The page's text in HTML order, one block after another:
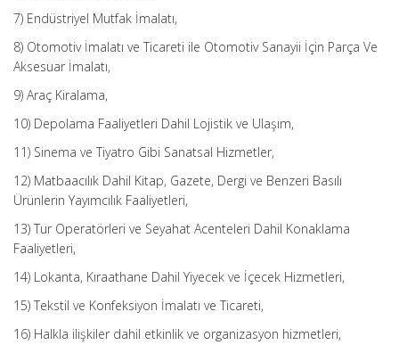
7) Endüstriyel Mutfak İmalatı,
8) Otomotiv İmalatı ve Ticareti ile Otomotiv Sanayii İçin Parça Ve
Aksesuar İmalatı,
9) Araç Kiralama,
10) Depolama Faaliyetleri Dahil Lojistik ve Ulaşım,
11) Sinema ve Tiyatro Gibi Sanatsal Hizmetler,
12) Matbaacılık Dahil Kitap, Gazete, Dergi ve Benzeri Basılı
Ürünlerin Yayımcılık Faaliyetleri,
13) Tur Operatörleri ve Seyahat Acenteleri Dahil Konaklama
Faaliyetleri,
14) Lokanta, Kıraathane Dahil Yiyecek ve İçecek Hizmetleri,
15) Tekstil ve Konfeksiyon İmalatı ve Ticareti,
16) Halkla ilişkiler dahil etkinlik ve organizasyon hizmetleri,